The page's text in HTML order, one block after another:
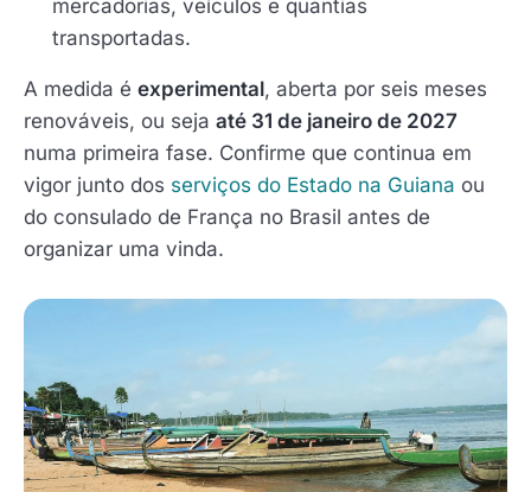
mercadorias, veículos e quantias
transportadas.
A medida é experimental, aberta por seis meses
renováveis, ou seja até 31 de janeiro de 2027
numa primeira fase. Confirme que continua em
vigor junto dos serviços do Estado na Guiana ou
do consulado de França no Brasil antes de
organizar uma vinda.